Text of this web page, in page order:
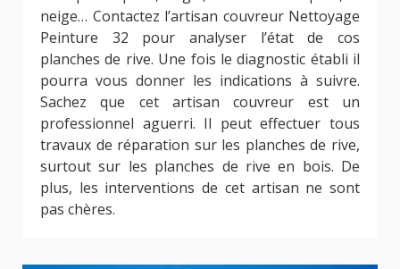
neige… Contactez l’artisan couvreur Nettoyage
Peinture 32 pour analyser l’état de cos
planches de rive. Une fois le diagnostic établi il
pourra vous donner les indications à suivre.
Sachez que cet artisan couvreur est un
professionnel aguerri. Il peut effectuer tous
travaux de réparation sur les planches de rive,
surtout sur les planches de rive en bois. De
plus, les interventions de cet artisan ne sont
pas chères.